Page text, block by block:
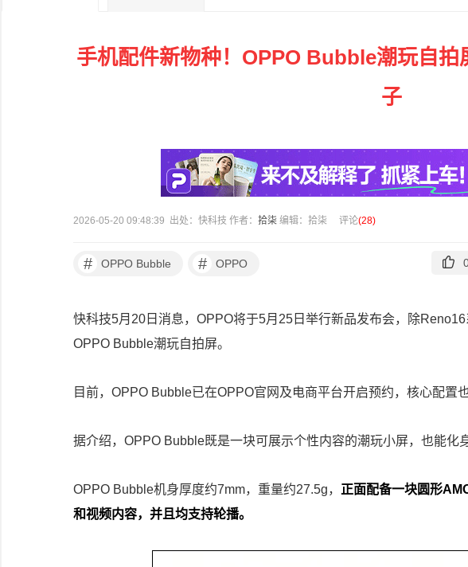
手机配件新物种！OPPO Bubble潮玩自拍
子
2026-05-20 09:48:39 出处：快科技 作者： 拾柒 编辑：拾柒 评论(28)
# OPPO Bubble # OPPO
快科技5月20日消息，OPPO将于5月25日举行新品发布会，除
OPPO Bubble潮玩自拍屏。
目前，OPPO Bubble已在OPPO官网及电商平台开启预约，核心配置
据介绍，OPPO Bubble既是一块可展示个性内容的潮玩小屏，也能化
OPPO Bubble机身厚度约7mm，重量约27.5g， 正面配备一块圆形
和视频内容，并且均支持轮播。